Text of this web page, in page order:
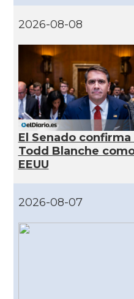
CAMON
CAMON
CAMON
CAMON
2026-08-08
El Senado
Todd Blanche
EEUU
2026-08-07